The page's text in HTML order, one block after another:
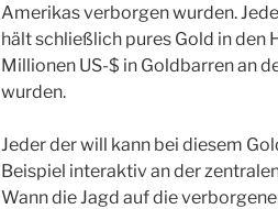
Amerikas verborgen wurden.
hält schließlich pures Gold in den
Millionen US-$ in Goldbarren an
wurden.
Jeder der will kann bei diesem
Beispiel interaktiv an der
Wann die Jagd auf die